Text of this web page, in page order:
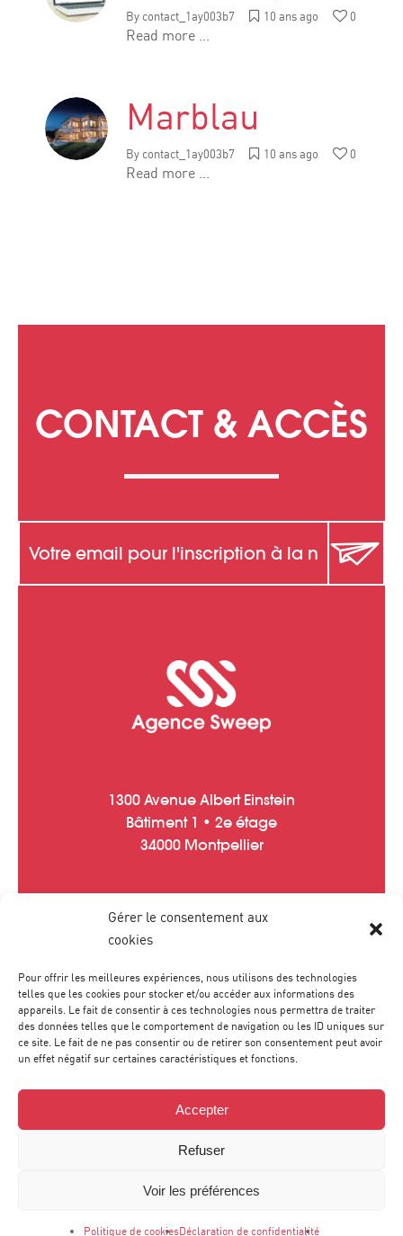
Gérer le consentement aux
cookies
Pour offrir les meilleures expériences, nous utilisons des technologies
telles que les cookies pour stocker et/ou accéder aux informations des
appareils. Le fait de consentir à ces technologies nous permettra de traiter
des données telles que le comportement de navigation ou les ID uniques sur
ce site. Le fait de ne pas consentir ou de retirer son consentement peut avoir
un effet négatif sur certaines caractéristiques et fonctions.
Accepter
Refuser
Voir les préférences
Politique de cookiesDéclaration de confidentialité
By contact_1ay003b7 10 ans ago 0
Read more ...
Marblau
By contact_1ay003b7 10 ans ago 0
Read more ...
CONTACT & ACCÈS
1300 Avenue Albert Einstein
Bâtiment 1 • 2e étage
34000 Montpellier
Tél :
© Agence Sweep 2024 - Mentions légales